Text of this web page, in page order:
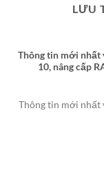
LƯU
Thông tin mới nhất
10, nâng cấp
Thông tin mới nhất